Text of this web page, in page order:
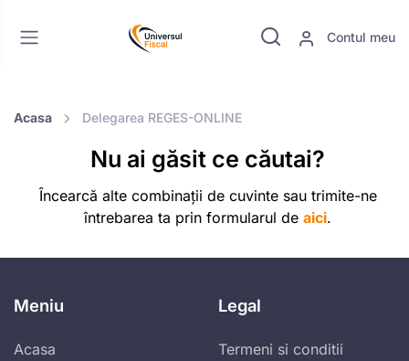
Contul meu
Acasa Delegarea REGES-ONLINE
Nu ai găsit ce căutai?
Încearcă alte combinații de cuvinte sau trimite-ne
întrebarea ta prin formularul de aici.
Meniu
Acasa
Legal
Termeni si conditii